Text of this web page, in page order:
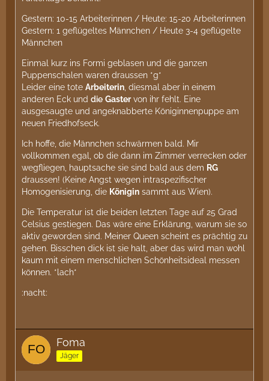
Gestern: 10-15 Arbeiterinnen / Heute: 15-20 Arbeiterinnen
Gestern: 1 geflügeltes Männchen / Heute 3-4 geflügelte
Männchen
Einmal kurz ins Formi geblasen und die ganzen
Puppenschalen waren draussen *g*
Leider eine tote Arbeiterin, diesmal aber in einem
anderen Eck und die Gastervon ihr fehlt. Eine
ausgesaugte und angeknabberte Königinnenpuppe am
neuen Friedhofseck.
Ich hoffe, die Männchen schwärmen bald. Mir
vollkommen egal, ob die dann im Zimmer verrecken oder
wegfliegen, hauptsache sie sind bald aus dem RG
draussen! (Keine Angst wegen intraspezifischer
Homogenisierung, die Königin sammt aus Wien).
Die Temperatur ist die beiden letzten Tage auf 25 Grad
Celsius gestiegen. Das wäre eine Erklärung, warum sie so
aktiv geworden sind. Meiner Queen scheint es prächtig zu
gehen. Bisschen dick ist sie halt, aber das wird man wohl
kaum mit einem menschlichen Schönheitsideal messen
können. *lach*
:nacht:
Foma
Jäger